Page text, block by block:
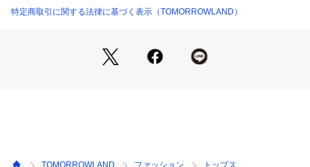
厚み：やや薄手
特定商取引に関する法律に基づく表示（TOMORROWLAND）